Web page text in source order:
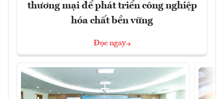
thương mại để phát triển công nghiệp
hóa chất bền vững
Đọc ngay